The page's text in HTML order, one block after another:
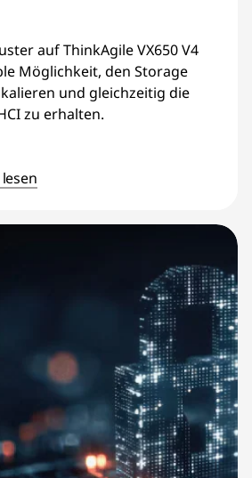
auf ThinkAgile VX650 V4
Möglichkeit, den Storage
und gleichzeitig die
zu erhalten.